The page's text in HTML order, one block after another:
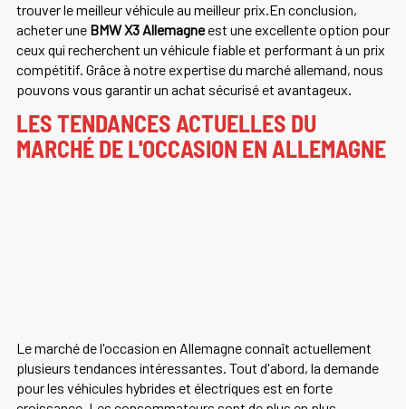
trouver le meilleur véhicule au meilleur prix.En conclusion,
acheter une BMW X3 Allemagneest une excellente option pour
ceux qui recherchent un véhicule fiable et performant à un prix
compétitif. Grâce à notre expertise du marché allemand, nous
pouvons vous garantir un achat sécurisé et avantageux.
LES TENDANCES ACTUELLES DU
MARCHÉ DE L'OCCASION EN ALLEMAGNE
Le marché de l'occasion en Allemagne connaît actuellement
plusieurs tendances intéressantes. Tout d'abord, la demande
pour les véhicules hybrides et électriques est en forte